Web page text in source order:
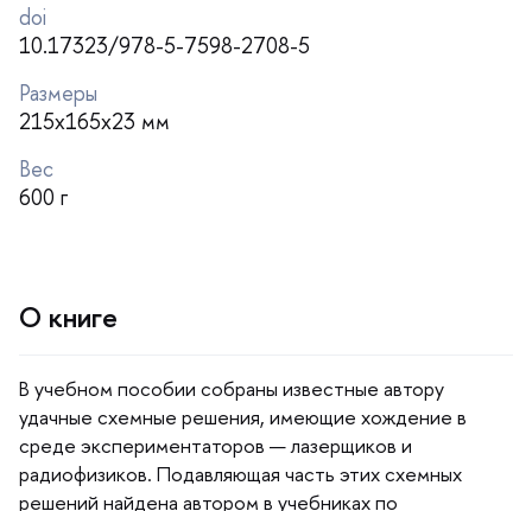
doi
10.17323/978-5-7598-2708-5
Размеры
215x165x23 мм
ес
600
О книге
учебном пособии собраны известные автору
удачные схемные решения, имеющие хождение
среде экспериментаторов — лазерщиков и
радиофизиков. Подавляющая часть этих схемных
решений найдена автором в учебниках по